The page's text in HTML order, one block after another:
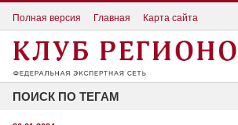
Полная версия Главная Карта сайта
ПОИСК ПО ТЕГАМ